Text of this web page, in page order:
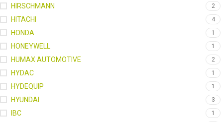
HIRSCHMANN 2
HITACHI 4
HONDA 1
HONEYWELL 1
HUMAX AUTOMOTIVE 2
HYDAC 1
HYDEQUIP 1
HYUNDAI 3
IBC 1